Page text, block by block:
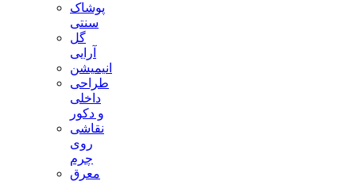
پوشاک
سنتی
گل
آرایی
انیمیشن
طراحی
داخلی
و دکور
نقاشی
روی
چرم
معرق